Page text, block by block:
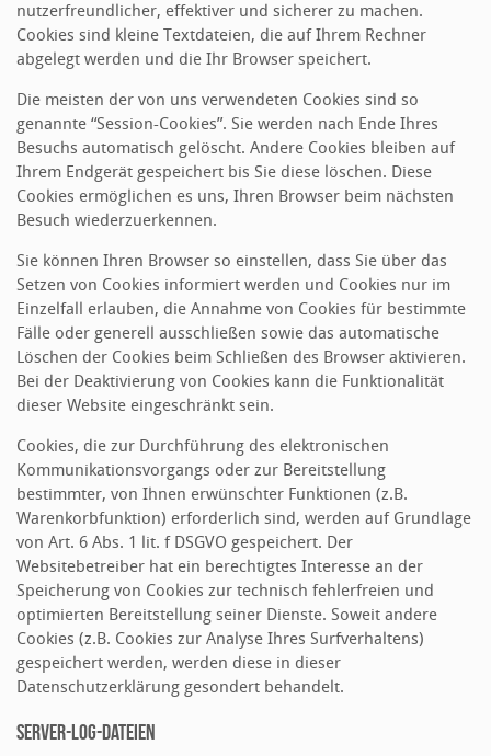
nutzerfreundlicher, effektiver und sicherer zu machen.
Cookies sind kleine Textdateien, die auf Ihrem Rechner
abgelegt werden und die Ihr Browser speichert.
Die meisten der von uns verwendeten Cookies sind so
genannte “Session-Cookies”. Sie werden nach Ende Ihres
Besuchs automatisch gelöscht. Andere Cookies bleiben auf
Ihrem Endgerät gespeichert bis Sie diese löschen. Diese
Cookies ermöglichen es uns, Ihren Browser beim nächsten
Besuch wiederzuerkennen.
Sie können Ihren Browser so einstellen, dass Sie über das
Setzen von Cookies informiert werden und Cookies nur im
Einzelfall erlauben, die Annahme von Cookies für bestimmte
Fälle oder generell ausschließen sowie das automatische
Löschen der Cookies beim Schließen des Browser aktivieren.
Bei der Deaktivierung von Cookies kann die Funktionalität
dieser Website eingeschränkt sein.
Cookies, die zur Durchführung des elektronischen
Kommunikationsvorgangs oder zur Bereitstellung
bestimmter, von Ihnen erwünschter Funktionen (z.B.
Warenkorbfunktion) erforderlich sind, werden auf Grundlage
von Art. 6 Abs. 1 lit. f DSGVO gespeichert. Der
Websitebetreiber hat ein berechtigtes Interesse an der
Speicherung von Cookies zur technisch fehlerfreien und
optimierten Bereitstellung seiner Dienste. Soweit andere
Cookies (z.B. Cookies zur Analyse Ihres Surfverhaltens)
gespeichert werden, werden diese in dieser
Datenschutzerklärung gesondert behandelt.
Server-Log-Dateien